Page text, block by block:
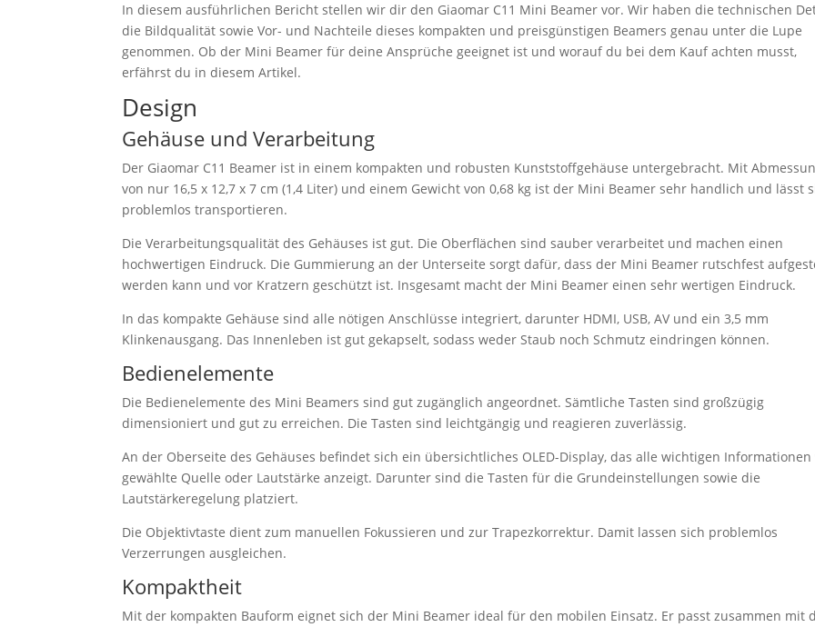
In diesem ausführlichen Bericht stellen wir dir den Giaomar C11 Mini Beamer vor. Wir haben die technischen
die Bildqualität sowie Vor- und Nachteile dieses kompakten und preisgünstigen Beamers genau unter die Lupe
genommen. Ob der Mini Beamer für deine Ansprüche geeignet ist und worauf du bei dem Kauf achten musst,
erfährst du in diesem Artikel.
Design
Gehäuse und Verarbeitung
Der Giaomar C11 Beamer ist in einem kompakten und robusten Kunststoffgehäuse untergebracht. Mit
von nur 16,5 x 12,7 x 7 cm (1,4 Liter) und einem Gewicht von 0,68 kg ist der Mini Beamer sehr handlich und lässt
problemlos transportieren.
Die Verarbeitungsqualität des Gehäuses ist gut. Die Oberflächen sind sauber verarbeitet und machen einen
hochwertigen Eindruck. Die Gummierung an der Unterseite sorgt dafür, dass der Mini Beamer rutschfest
werden kann und vor Kratzern geschützt ist. Insgesamt macht der Mini Beamer einen sehr wertigen Eindruck.
In das kompakte Gehäuse sind alle nötigen Anschlüsse integriert, darunter HDMI, USB, AV und ein 3,5 mm
Klinkenausgang. Das Innenleben ist gut gekapselt, sodass weder Staub noch Schmutz eindringen können.
Bedienelemente
Die Bedienelemente des Mini Beamers sind gut zugänglich angeordnet. Sämtliche Tasten sind großzügig
dimensioniert und gut zu erreichen. Die Tasten sind leichtgängig und reagieren zuverlässig.
An der Oberseite des Gehäuses befindet sich ein übersichtliches OLED-Display, das alle wichtigen Informationen
gewählte Quelle oder Lautstärke anzeigt. Darunter sind die Tasten für die Grundeinstellungen sowie die
Lautstärkeregelung platziert.
Die Objektivtaste dient zum manuellen Fokussieren und zur Trapezkorrektur. Damit lassen sich problemlos
Verzerrungen ausgleichen.
Kompaktheit
Mit der kompakten Bauform eignet sich der Mini Beamer ideal für den mobilen Einsatz. Er passt zusammen mit